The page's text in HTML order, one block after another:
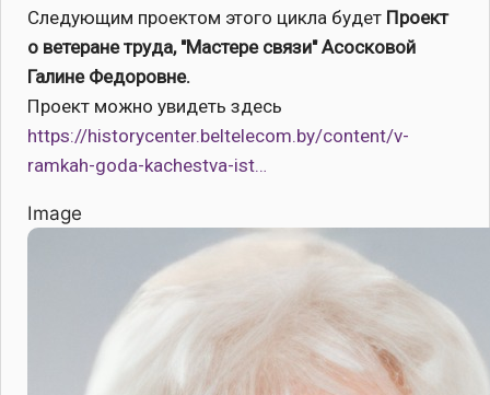
Следующим проектом этого цикла будет Проект
о ветеране труда, "Мастере связи" Асосковой
Галине Федоровне.
Проект можно увидеть здесь
https://historycenter.beltelecom.by/content/v-
ramkah-goda-kachestva-ist…
Image